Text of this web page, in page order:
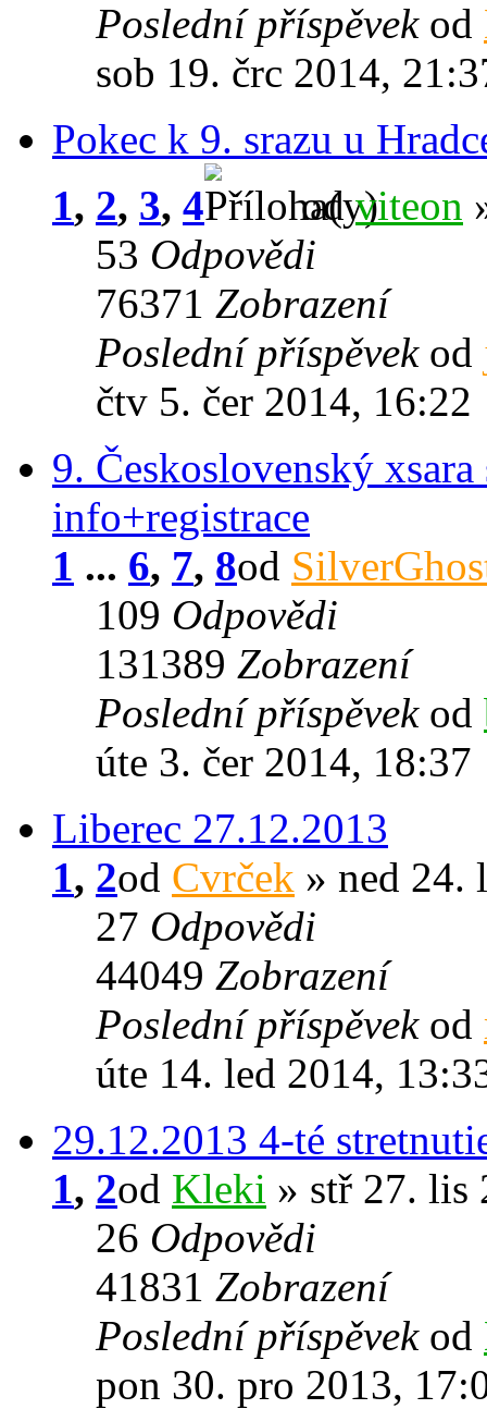
Poslední příspěvek od
sob 19. črc 2014,
Pokec k 9. srazu u
1, 2, 3, 4 odviteon
53 Odpovědi
76371 Zobrazení
Poslední příspěvek od
čtv 5. čer 2014, 16:22
9. Československý
info+registrace
1 ... 6, 7, 8od
109 Odpovědi
131389 Zobrazení
Poslední příspěvek od
úte 3. čer 2014, 18:37
Liberec 27.12.2013
1, 2od Cvrček » ned 24.
27 Odpovědi
44049 Zobrazení
Poslední příspěvek od
úte 14. led 2014,
29.12.2013 4-té
1, 2od Kleki » stř 27. lis
26 Odpovědi
41831 Zobrazení
Poslední příspěvek od
pon 30. pro 2013,